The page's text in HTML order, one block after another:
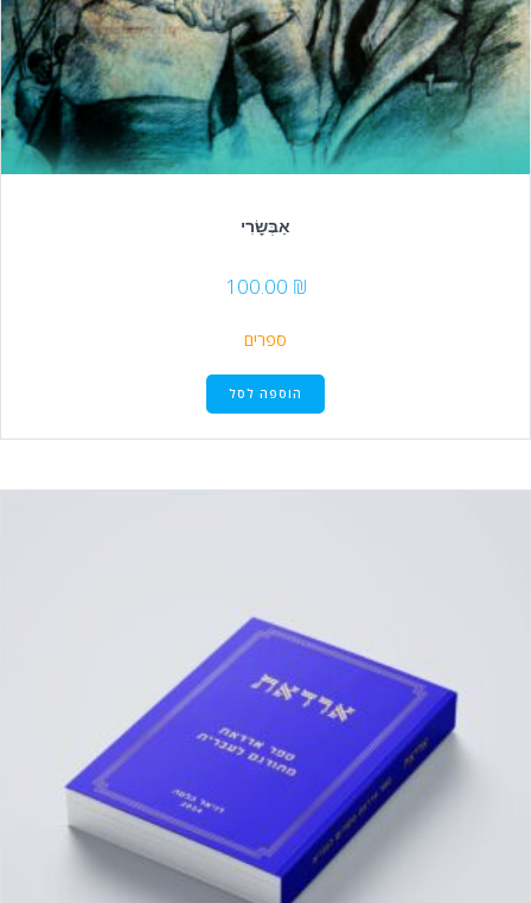
אַבְּשׇׂרִי
100.00
ספרים
הוספה לסל